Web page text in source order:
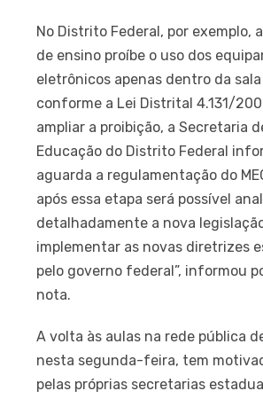
No Distrito Federal, por exemplo,
de ensino proíbe o uso dos
eletrônicos apenas dentro da
conforme a Lei Distrital 4.131/
ampliar a proibição, a Secretaria
Educação do Distrito Federal
aguarda a regulamentação do
após essa etapa será possível
detalhadamente a nova
implementar as novas diretrizes
pelo governo federal”, informou
nota.
A volta às aulas na rede pública
nesta segunda-feira, tem
pelas próprias secretarias